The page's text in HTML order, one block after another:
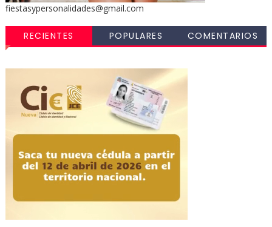
fiestasypersonalidades@gmail.com
RECIENTES POPULARES COMENTARIOS